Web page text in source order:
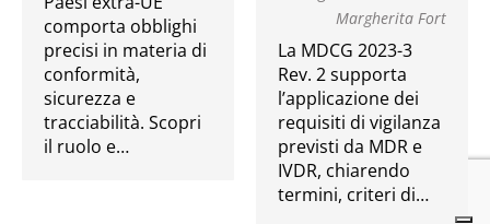
comporta obblighi
precisi in materia di
conformità,
sicurezza e
tracciabilità. Scopri
il ruolo e…
Margherita Fort
La MDCG 2023-3
Rev. 2 supporta
l’applicazione dei
requisiti di vigilanza
previsti da MDR e
IVDR, chiarendo
termini, criteri di…